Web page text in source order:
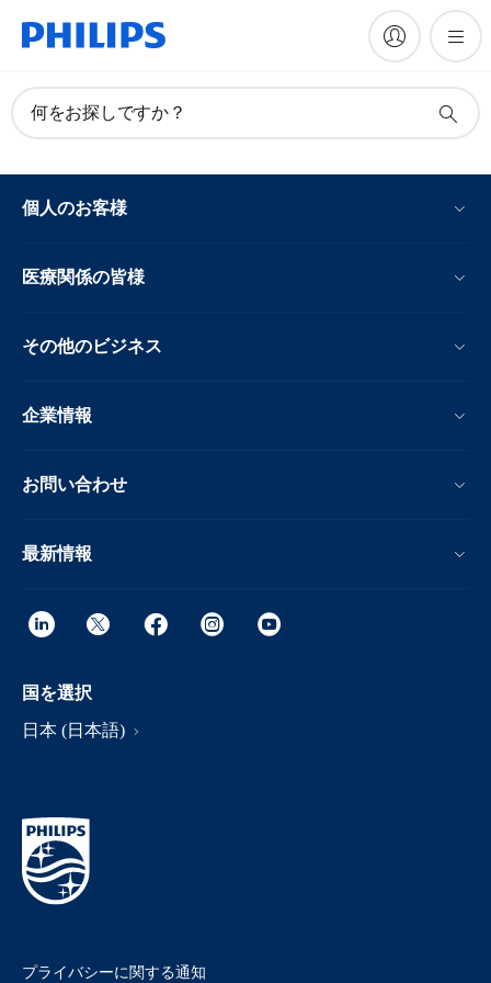
何をお探しですか？
個人のお客様
医療関係の皆様
その他のビジネス
企業情報
お問い合わせ
最新情報
国を選択
日本 (日本語)
プライバシーに関する通知